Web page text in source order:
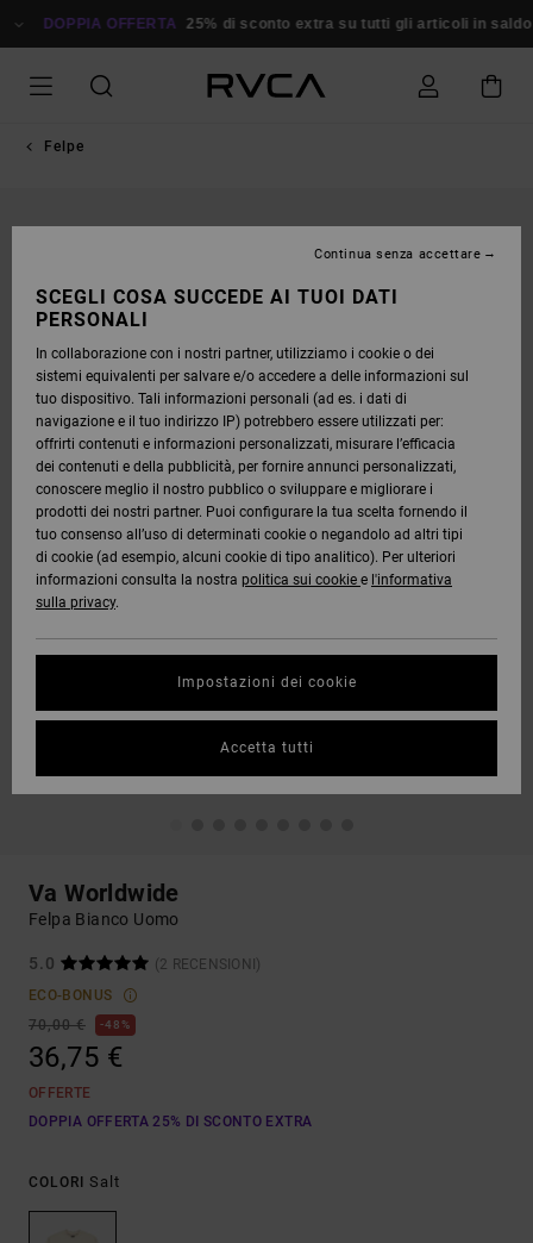
ALLE
DOPPIA OFFERTA 25% di sconto extra su tutti gli articoli in
Felpe
Va Worldwide
Felpa Bianco Uomo
5.0
(2 RECENSIONI)
ECO-BONUS
70,00 €
48%
36,75 €
OFFERTE
DOPPIA OFFERTA 25% DI SCONTO EXTRA
COLORI Salt
SCEGLI COSA SUCCEDE AI TUOI DATI
PERSONALI
In collaborazione con i nostri partner, utilizziamo i cookie o dei
sistemi equivalenti per salvare e/o accedere a delle informazioni sul
tuo dispositivo. Tali informazioni personali (ad es. i dati di
navigazione e il tuo indirizzo IP) potrebbero essere utilizzati per:
offrirti contenuti e informazioni personalizzati, misurare l’efficacia
dei contenuti e della pubblicità, per fornire annunci personalizzati,
conoscere meglio il nostro pubblico o sviluppare e migliorare i
prodotti dei nostri partner. Puoi configurare la tua scelta fornendo il
tuo consenso all’uso di determinati cookie o negandolo ad altri tipi
di cookie (ad esempio, alcuni cookie di tipo analitico). Per ulteriori
informazioni consulta la nostra politica sui cookie e l'informativa
sulla privacy.
Impostazioni dei cookie
Continua senza accettare
Accetta tutti